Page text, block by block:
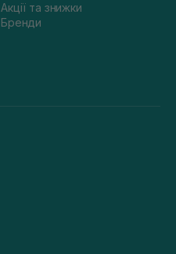
Акції та знижки
Бренди